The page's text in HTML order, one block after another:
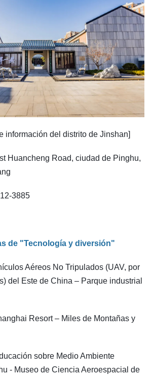
información del distrito de Jinshan]
Huancheng Road, ciudad de Pinghu,
3885
de "Tecnología y diversión"
Aéreos No Tripulados (UAV, por
del Este de China – Parque industrial
Resort – Miles de Montañas y
sobre Medio Ambiente
- Museo de Ciencia Aeroespacial de